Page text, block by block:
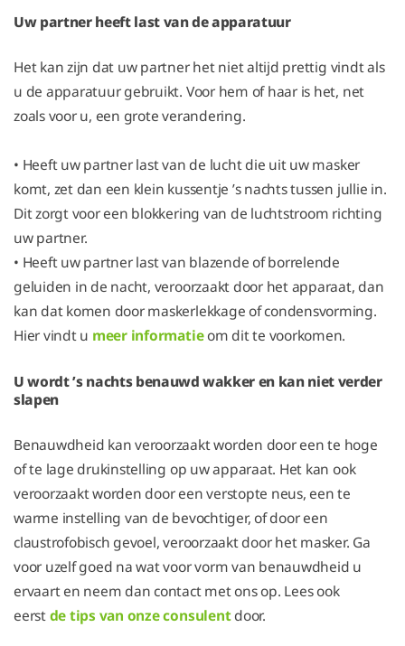
Uw partner heeft last van de apparatuur
Het kan zijn dat uw partner het niet altijd prettig vindt als
u de apparatuur gebruikt. Voor hem of haar is het, net
zoals voor u, een grote verandering.
• Heeft uw partner last van de lucht die uit uw masker
komt, zet dan een klein kussentje ’s nachts tussen jullie in.
Dit zorgt voor een blokkering van de luchtstroom richting
uw partner.
• Heeft uw partner last van blazende of borrelende
geluiden in de nacht, veroorzaakt door het apparaat, dan
kan dat komen door maskerlekkage of condensvorming.
Hier vindt u meer informatieom dit te voorkomen.
U wordt ’s nachts benauwd wakker en kan niet verder
slapen
Benauwdheid kan veroorzaakt worden door een te hoge
of te lage drukinstelling op uw apparaat. Het kan ook
veroorzaakt worden door een verstopte neus, een te
warme instelling van de bevochtiger, of door een
claustrofobisch gevoel, veroorzaakt door het masker. Ga
voor uzelf goed na wat voor vorm van benauwdheid u
ervaart en neem dan contact met ons op. Lees ook
eerstde tips van onze consulentdoor.